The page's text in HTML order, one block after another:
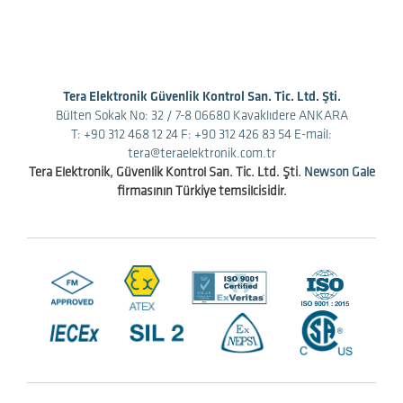
Tera Elektronik Güvenlik Kontrol San. Tic. Ltd. Şti.
Bülten Sokak No: 32 / 7-8 06680 Kavaklıdere ANKARA
T: +90 312 468 12 24 F: +90 312 426 83 54 E-mail:
tera@teraelektronik.com.tr
Tera Elektronik, Güvenlik Kontrol San. Tic. Ltd. Şti. Newson Gale
firmasının Türkiye temsilcisidir.